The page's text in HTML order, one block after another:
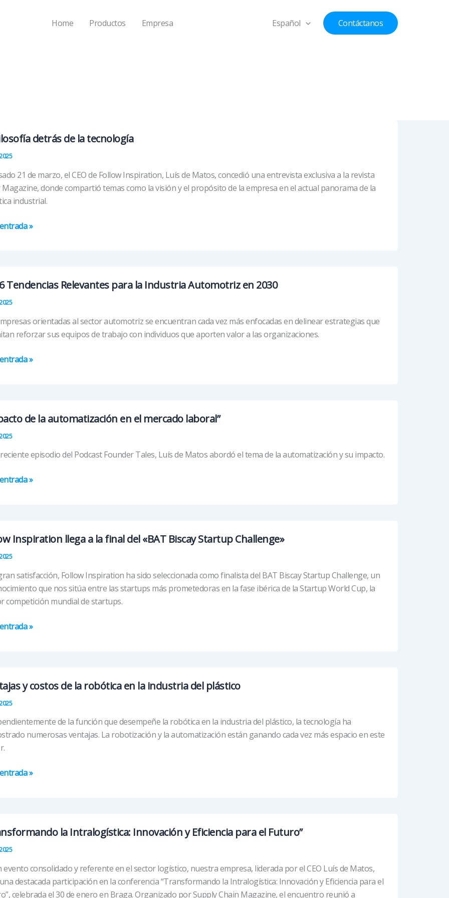
Home Productos Empresa Español Contáctanos
detrás de la tecnología
21 de marzo, el CEO de Follow Inspiration, Luís de Matos, concedió una entrevista exclusiva a la revista
donde compartió temas como la visión y el propósito de la empresa en el actual panorama de la
industrial.
»
Tendencias Relevantes para la Industria Automotriz en 2030
orientadas al sector automotriz se encuentran cada vez más enfocadas en delinear estrategias que
reforzar sus equipos de trabajo con individuos que aporten valor a las organizaciones.
»
de la automatización en el mercado laboral”
episodio del Podcast Founder Tales, Luís de Matos abordó el tema de la automatización y su impacto.
»
Inspiration llega a la final del «BAT Biscay Startup Challenge»
satisfacción, Follow Inspiration ha sido seleccionada como finalista del BAT Biscay Startup Challenge, un
que nos sitúa entre las startups más prometedoras en la fase ibérica de la Startup World Cup, la
competición mundial de startups.
»
y costos de la robótica en la industria del plástico
de la función que desempeñe la robótica en la industria del plástico, la tecnología ha
numerosas ventajas. La robotización y la automatización están ganando cada vez más espacio en este
»
la Intralogística: Innovación y Eficiencia para el Futuro”
evento consolidado y referente en el sector logístico, nuestra empresa, liderada por el CEO Luís de Matos,
destacada participación en la conferencia “Transformando la Intralogística: Innovación y Eficiencia para el
celebrada el 30 de enero en Braga. Organizado por Supply Chain Magazine, el encuentro reunió a